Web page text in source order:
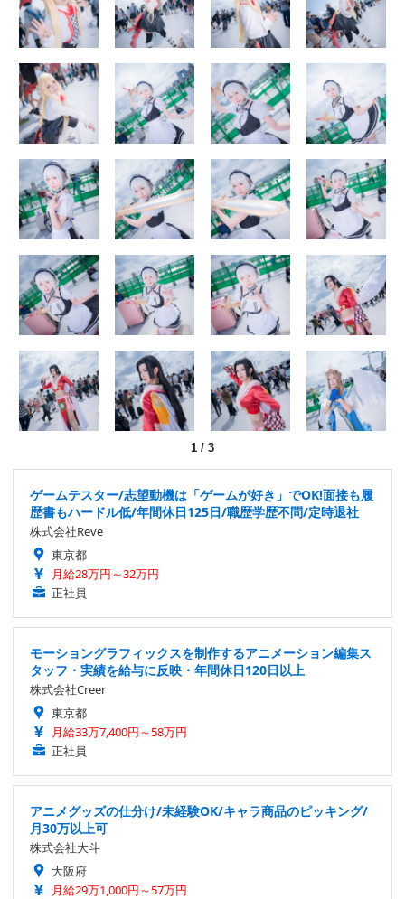
1 / 3
ゲームテスター/志望動機は「ゲームが好き」でOK!面接も履
歴書もハードル低/年間休日125日/職歴学歴不問/定時退社
株式会社Reve
東京都
月給28万円～32万円
正社員
モーショングラフィックスを制作するアニメーション編集ス
タッフ・実績を給与に反映・年間休日120日以上
株式会社Creer
東京都
月給33万7,400円～58万円
正社員
アニメグッズの仕分け/未経験OK/キャラ商品のピッキング/
月30万以上可
株式会社大斗
大阪府
月給29万1,000円～57万円